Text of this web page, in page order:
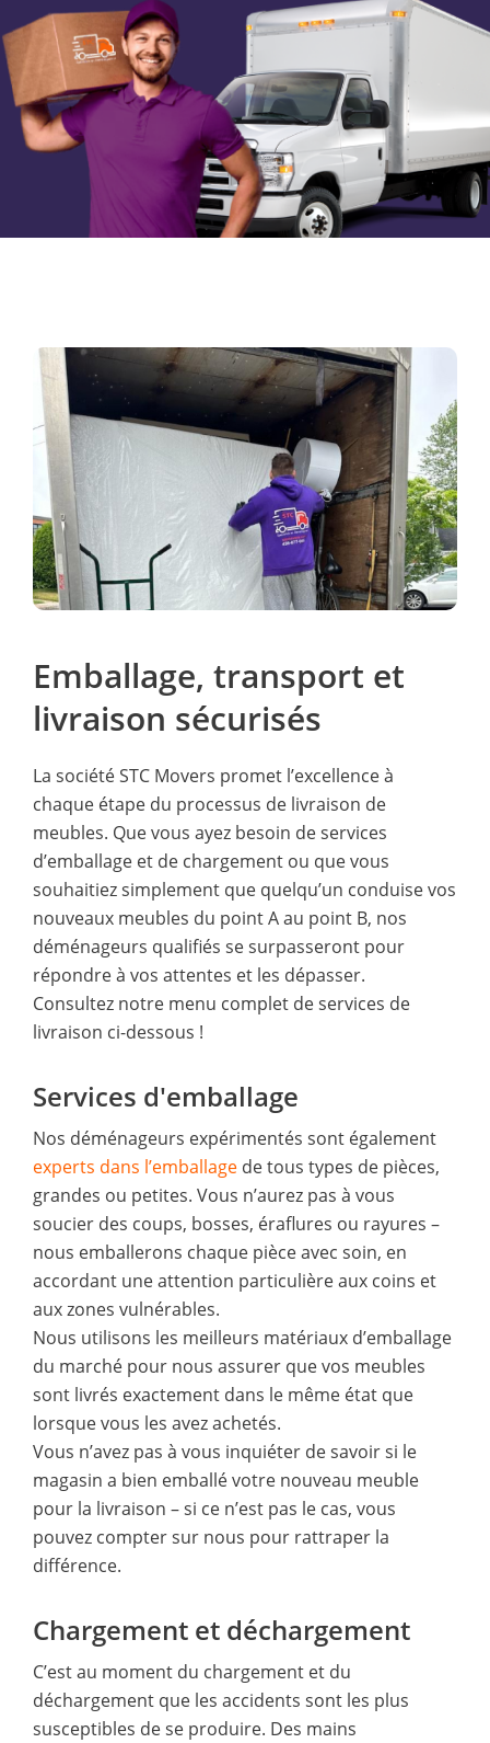
Emballage, transport et
livraison sécurisés
La société STC Movers promet l’excellence à
chaque étape du processus de livraison de
meubles. Que vous ayez besoin de services
d’emballage et de chargement ou que vous
souhaitiez simplement que quelqu’un conduise vos
nouveaux meubles du point A au point B, nos
déménageurs qualifiés se surpasseront pour
répondre à vos attentes et les dépasser.
Consultez notre menu complet de services de
livraison ci-dessous !
Services d'emballage
Nos déménageurs expérimentés sont également
experts dans l’emballage de tous types de pièces,
grandes ou petites. Vous n’aurez pas à vous
soucier des coups, bosses, éraflures ou rayures –
nous emballerons chaque pièce avec soin, en
accordant une attention particulière aux coins et
aux zones vulnérables.
Nous utilisons les meilleurs matériaux d’emballage
du marché pour nous assurer que vos meubles
sont livrés exactement dans le même état que
lorsque vous les avez achetés.
Vous n’avez pas à vous inquiéter de savoir si le
magasin a bien emballé votre nouveau meuble
pour la livraison – si ce n’est pas le cas, vous
pouvez compter sur nous pour rattraper la
différence.
Chargement et déchargement
C’est au moment du chargement et du
déchargement que les accidents sont les plus
susceptibles de se produire. Des mains